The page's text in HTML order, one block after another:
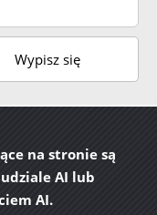
Wypisz się
na stronie są
AI lub
AI.